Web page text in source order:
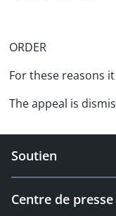
ORDER
For these reasons
The appeal is
Soutien
Centre de presse